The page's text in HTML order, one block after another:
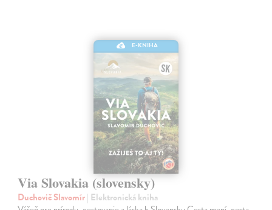
E-KNIHA
Via Slovakia (slovensky)
Duchovič Slavomír| Elektronická kniha